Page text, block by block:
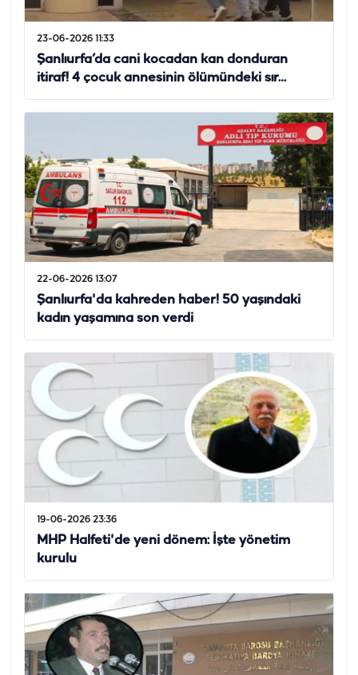
23-06-2026 11:33
Şanlıurfa’da cani kocadan kan donduran
itiraf! 4 çocuk annesinin ölümündeki sır…
22-06-2026 13:07
Şanlıurfa'da kahreden haber! 50 yaşındaki
kadın yaşamına son verdi
19-06-2026 23:36
MHP Halfeti'de yeni dönem: İşte yönetim
kurulu